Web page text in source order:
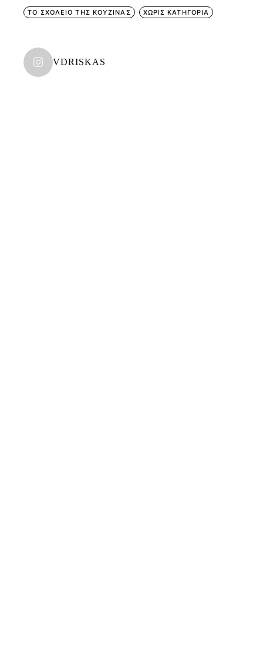
ΤΟ ΣΧΟΛΕΙΟ ΤΗΣ ΚΟΥΖΙΝΑΣ ΧΩΡΊΣ ΚΑΤΗΓΟΡΊΑ
VDRISKAS